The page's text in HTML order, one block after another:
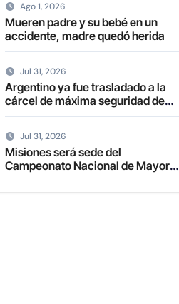
Ago 1, 2026
Mueren padre y su bebé en un
accidente, madre quedó herida
Jul 31, 2026
Argentino ya fue trasladado a la
cárcel de máxima seguridad de
Emboscada
Jul 31, 2026
Misiones será sede del
Campeonato Nacional de Mayores